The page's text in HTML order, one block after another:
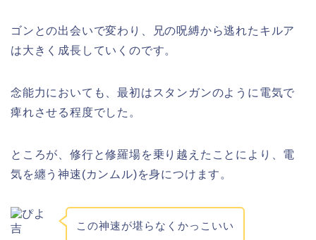
ゴンとの出会いで変わり、兄の呪縛から逃れたキルア
は大きく成長していくのです。
念能力においても、最初はスタンガンのように電気で
痺れさせる程度でした。
ところが、修行と修羅場を乗り越えたことにより、電
気を纏う神速(カンムル)を身につけます。
この神速が堪らなくかっこいい